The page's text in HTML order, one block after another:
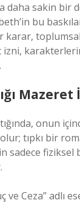
sakin bir
bu
karar,
onun
tıpkı bir
sadece
ve Ceza” adlı